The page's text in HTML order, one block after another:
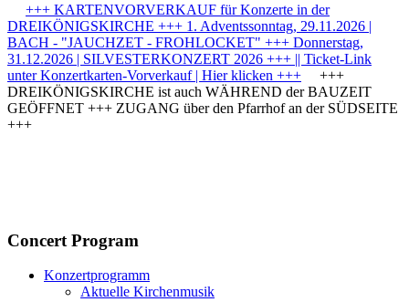
+++ KARTENVORVERKAUF für Konzerte in der
DREIKÖNIGSKIRCHE +++ 1. Adventssonntag, 29.11.2026 |
BACH - "JAUCHZET - FROHLOCKET" +++ Donnerstag,
31.12.2026 | SILVESTERKONZERT 2026 +++ || Ticket-Link
unter Konzertkarten-Vorverkauf | Hier klicken +++ +++
DREIKÖNIGSKIRCHE ist auch WÄHREND der BAUZEIT
GEÖFFNET +++ ZUGANG über den Pfarrhof an der SÜDSEITE
+++
Concert Program
Konzertprogramm
Aktuelle Kirchenmusik